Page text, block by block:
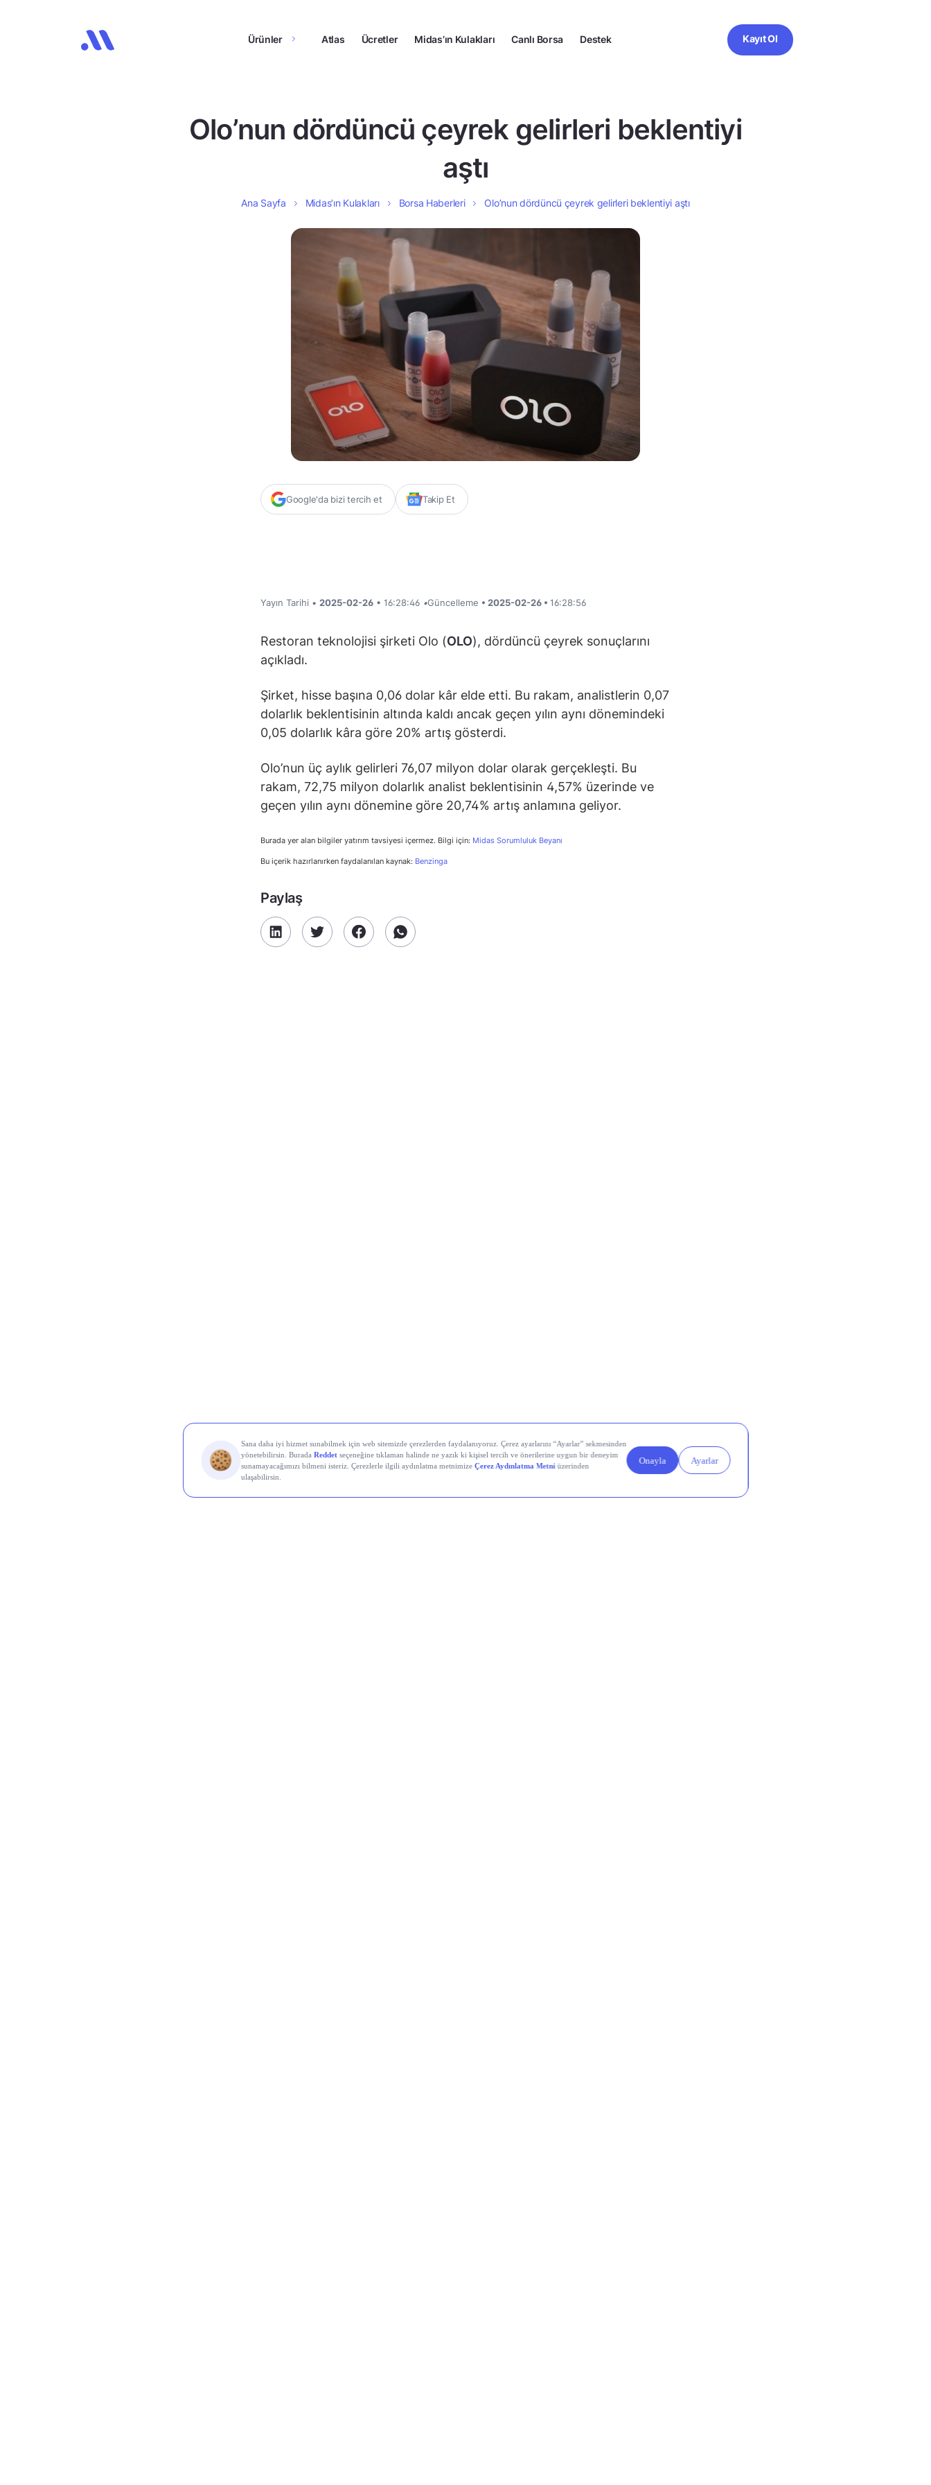
Ürünler Atlas Ücretler Midas’ın Kulakları Canlı Borsa Destek Kayıt Ol
Olo’nun dördüncü çeyrek gelirleri beklentiyi
aştı
Ana Sayfa Midas’ın Kulakları Borsa Haberleri Olo’nun dördüncü çeyrek gelirleri beklentiyi aştı
Google'da bizi tercih et Takip Et
Yayın Tarihi • 2025-02-26 • 16:28:46 •Güncelleme • 2025-02-26 • 16:28:56
Restoran teknolojisi şirketi Olo (OLO), dördüncü çeyrek sonuçlarını
açıkladı.
Şirket, hisse başına 0,06 dolar kâr elde etti. Bu rakam, analistlerin 0,07
dolarlık beklentisinin altında kaldı ancak geçen yılın aynı dönemindeki
0,05 dolarlık kâra göre 20% artış gösterdi.
Olo’nun üç aylık gelirleri 76,07 milyon dolar olarak gerçekleşti. Bu
rakam, 72,75 milyon dolarlık analist beklentisinin 4,57% üzerinde ve
geçen yılın aynı dönemine göre 20,74% artış anlamına geliyor.
Burada yer alan bilgiler yatırım tavsiyesi içermez. Bilgi için: Midas Sorumluluk Beyanı
Bu içerik hazırlanırken faydalanılan kaynak: Benzinga
Paylaş